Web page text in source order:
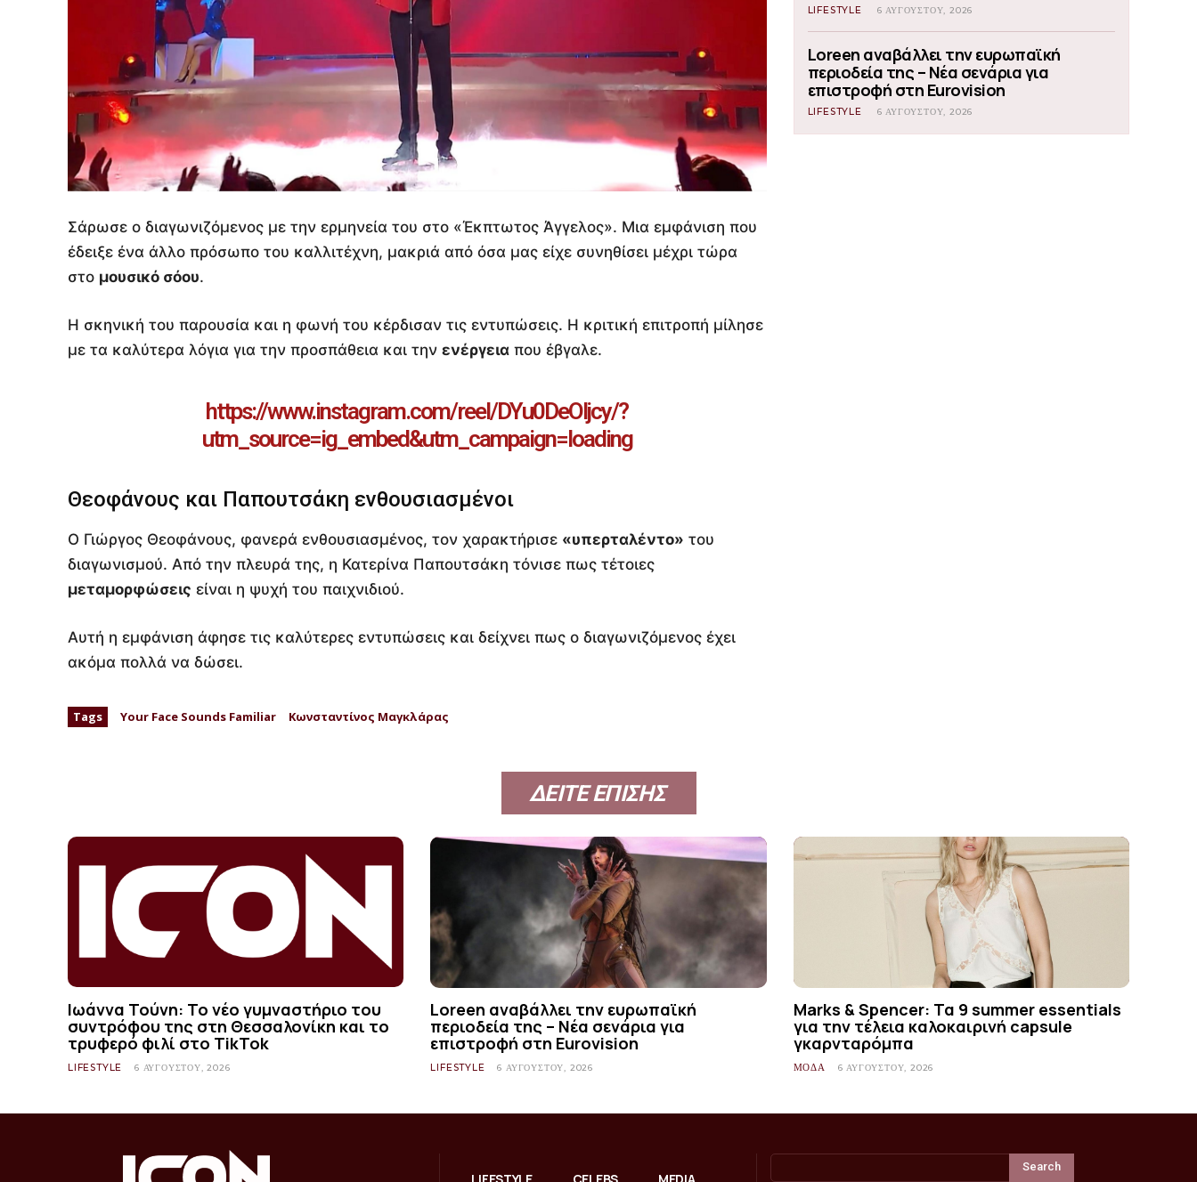
Σάρωσε ο διαγωνιζόμενος με την ερμηνεία του στο «Έκπτωτος Άγγελος». Μια εμφάνιση που
έδειξε ένα άλλο πρόσωπο του καλλιτέχνη, μακριά από όσα μας είχε συνηθίσει μέχρι τώρα
στο μουσικό σόου.
Η σκηνική του παρουσία και η φωνή του κέρδισαν τις εντυπώσεις. Η κριτική επιτροπή μίλησε
με τα καλύτερα λόγια για την προσπάθεια και την ενέργεια που έβγαλε.
https://www.instagram.com/reel/DYu0DeOIjcy/?
utm_source=ig_embed&utm_campaign=loading
Θεοφάνους και Παπουτσάκη ενθουσιασμένοι
Ο Γιώργος Θεοφάνους, φανερά ενθουσιασμένος, τον χαρακτήρισε «υπερταλέντο» του
διαγωνισμού. Από την πλευρά της, η Κατερίνα Παπουτσάκη τόνισε πως τέτοιες
μεταμορφώσεις είναι η ψυχή του παιχνιδιού.
Αυτή η εμφάνιση άφησε τις καλύτερες εντυπώσεις και δείχνει πως ο διαγωνιζόμενος έχει
ακόμα πολλά να δώσει.
Tags Your Face Sounds Familiar Κωνσταντίνος Μαγκλάρας
LIFESTYLE 6 ΑΥΓΟΎΣΤΟΥ, 2026
Loreen αναβάλλει την ευρωπαϊκή
περιοδεία της – Νέα σενάρια για
επιστροφή στη Eurovision
LIFESTYLE 6 ΑΥΓΟΎΣΤΟΥ, 2026
ΔΕΙΤΕ ΕΠΙΣΗΣ
Ιωάννα Τούνη: Το νέο γυμναστήριο του
συντρόφου της στη Θεσσαλονίκη και το
τρυφερό φιλί στο TikTok
LIFESTYLE 6 ΑΥΓΟΎΣΤΟΥ, 2026
Loreen αναβάλλει την ευρωπαϊκή
περιοδεία της – Νέα σενάρια για
επιστροφή στη Eurovision
LIFESTYLE 6 ΑΥΓΟΎΣΤΟΥ, 2026
Marks & Spencer: Τα 9 summer essentials
για την τέλεια καλοκαιρινή capsule
γκαρνταρόμπα
ΜΟΔΑ 6 ΑΥΓΟΎΣΤΟΥ, 2026
LIFESTYLE CELEBS MEDIA
Search